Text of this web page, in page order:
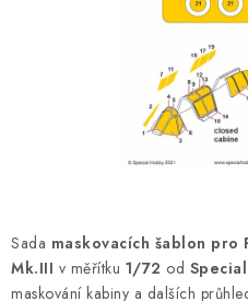
SKY RIDERS COFFEE
PRODÁVANÉ ZNAČKY
Doprava a platba
Sada maskovacích šablon pro
Mk.III v měřítku 1/72 od
maskování kabiny a dalších